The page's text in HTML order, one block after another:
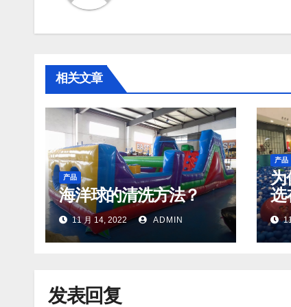
相关文章
产品
海洋球的清洗方法？
11 月 14, 2022 ADMIN
产品
为
选
发表回复